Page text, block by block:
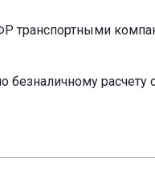
транспортными
безналичному